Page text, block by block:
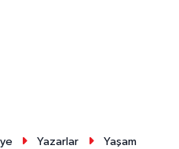
Yazarlar Yaşam